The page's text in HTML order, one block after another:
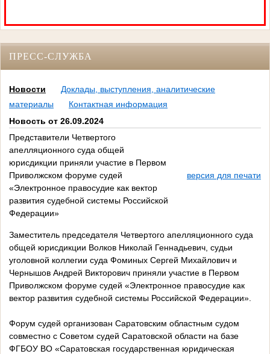
ПРЕСС-СЛУЖБА
Новости
Доклады, выступления, аналитические
материалы
Контактная информация
Новость от 26.09.2024
Представители Четвертого
апелляционного суда общей
юрисдикции приняли участие в Первом
Приволжском форуме судей
«Электронное правосудие как вектор
развития судебной системы Российской
Федерации»
версия для печати
Заместитель председателя Четвертого апелляционного суда
общей юрисдикции Волков Николай Геннадьевич, судьи
уголовной коллегии суда Фоминых Сергей Михайлович и
Чернышов Андрей Викторович приняли участие в Первом
Приволжском форуме судей «Электронное правосудие как
вектор развития судебной системы Российской Федерации».
Форум судей организован Саратовским областным судом
совместно с Советом судей Саратовской области на базе
ФГБОУ ВО «Саратовская государственная юридическая